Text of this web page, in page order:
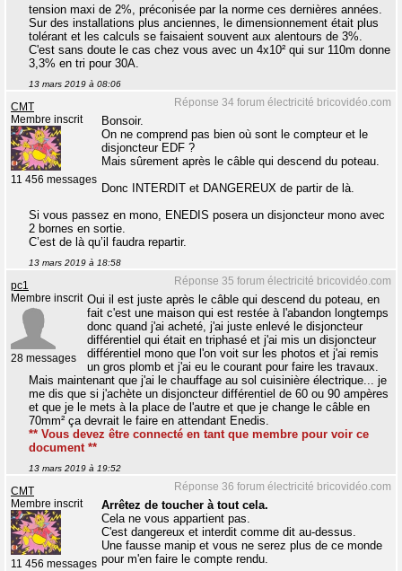
tension maxi de 2%, préconisée par la norme ces dernières années.
Sur des installations plus anciennes, le dimensionnement était plus
tolérant et les calculs se faisaient souvent aux alentours de 3%.
C'est sans doute le cas chez vous avec un 4x10² qui sur 110m donne
3,3% en tri pour 30A.
13 mars 2019 à 08:06
Réponse 34 forum électricité bricovidéo.com
CMT
Membre inscrit
11 456 messages
Bonsoir.
On ne comprend pas bien où sont le compteur et le
disjoncteur EDF ?
Mais sûrement après le câble qui descend du poteau.
Donc INTERDIT et DANGEREUX de partir de là.
Si vous passez en mono, ENEDIS posera un disjoncteur mono avec
2 bornes en sortie.
C’est de là qu’il faudra repartir.
13 mars 2019 à 18:58
Réponse 35 forum électricité bricovidéo.com
pc1
Membre inscrit
28 messages
Oui il est juste après le câble qui descend du poteau, en
fait c'est une maison qui est restée à l'abandon longtemps
donc quand j'ai acheté, j'ai juste enlevé le disjoncteur
différentiel qui était en triphasé et j'ai mis un disjoncteur
différentiel mono que l'on voit sur les photos et j'ai remis
un gros plomb et j'ai eu le courant pour faire les travaux.
Mais maintenant que j'ai le chauffage au sol cuisinière électrique... je
me dis que si j'achète un disjoncteur différentiel de 60 ou 90 ampères
et que je le mets à la place de l'autre et que je change le câble en
70mm² ça devrait le faire en attendant Enedis.
** Vous devez être connecté en tant que membre pour voir ce
document **
13 mars 2019 à 19:52
Réponse 36 forum électricité bricovidéo.com
CMT
Membre inscrit
11 456 messages
Arrêtez de toucher à tout cela.
Cela ne vous appartient pas.
C'est dangereux et interdit comme dit au-dessus.
Une fausse manip et vous ne serez plus de ce monde
pour m'en faire le compte rendu.